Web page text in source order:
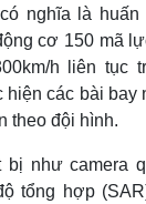
Ảnh
E-
nghĩa là huấn
cơ 150 mã
h liên tục
hiện các bài bay
theo đội hình.
bị như camera
tổng hợp